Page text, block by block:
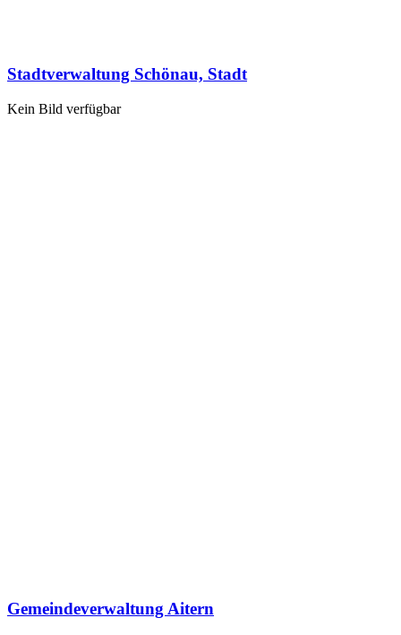
Stadtverwaltung Schönau, Stadt
Kein Bild verfügbar
Gemeindeverwaltung Aitern